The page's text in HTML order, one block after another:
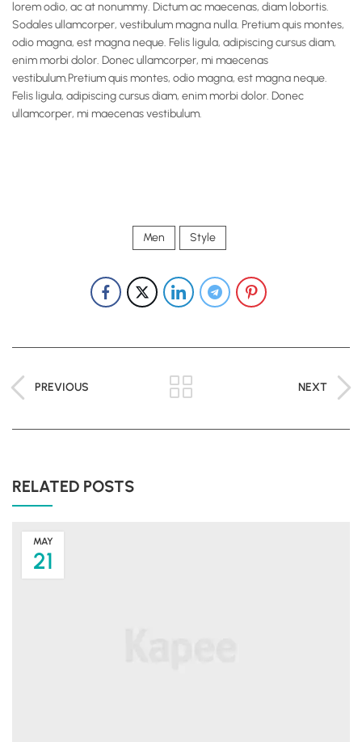
lorem odio, ac at nonummy. Dictum ac maecenas, diam lobortis.
Sodales ullamcorper, vestibulum magna nulla. Pretium quis montes,
odio magna, est magna neque. Felis ligula, adipiscing cursus diam,
enim morbi dolor. Donec ullamcorper, mi maecenas
vestibulum.Pretium quis montes, odio magna, est magna neque.
Felis ligula, adipiscing cursus diam, enim morbi dolor. Donec
ullamcorper, mi maecenas vestibulum.
Men Style
PREVIOUS NEXT
RELATED POSTS
21
MAY